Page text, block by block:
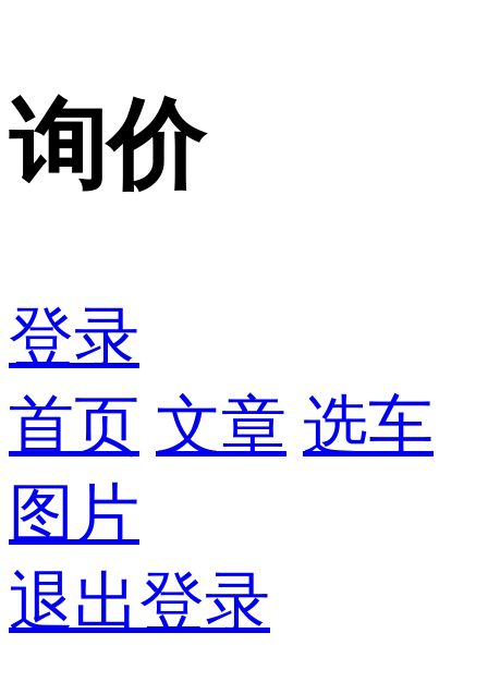
询价
登录
首页 文章 选车
图片
退出登录